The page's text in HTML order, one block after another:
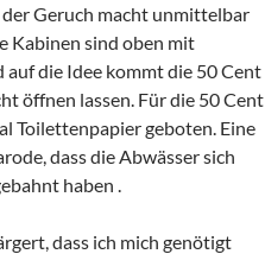
Geruch macht unmittelbar
Kabinen sind oben mit
die Idee kommt die 50 Cent
öffnen lassen. Für die 50 Cent
Toilettenpapier geboten. Eine
dass die Abwässer sich
haben .
dass ich mich genötigt